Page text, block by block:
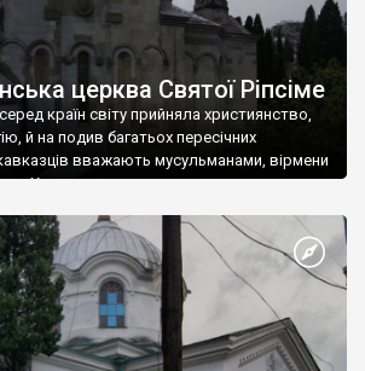
церква Святої Ріпсіме
країн світу прийняла християнство,
й на подив багатьох пересічних
кавказців вважають мусульманами, вірмени
Христа